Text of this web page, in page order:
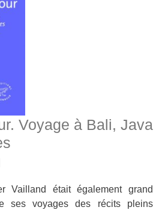
Voyage à Bali, Java
Vailland était également grand
ses voyages des récits pleins